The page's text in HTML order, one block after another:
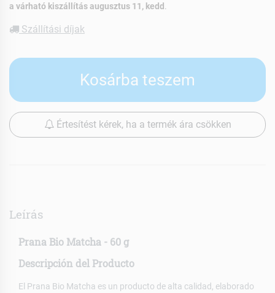
a várható kiszállítás augusztus 11, kedd
Szállítási díjak
Kosárba teszem
Értesítést kérek, ha a termék ára csökken
Leírás
Prana Bio Matcha - 60 g
Descripción del Producto
El Prana Bio Matcha es un producto de alta calidad, elaborado